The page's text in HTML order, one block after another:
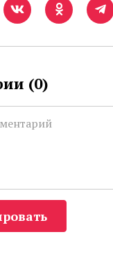
(0)